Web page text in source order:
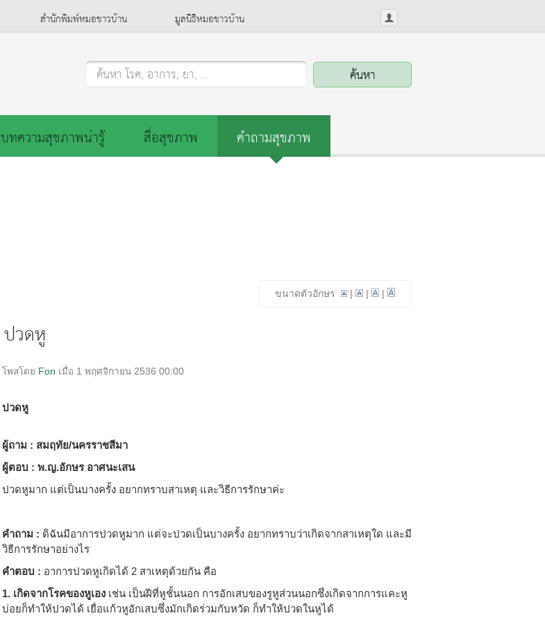
สำนักพิมพ์หมอชาวบ้าน มูลนิธิหมอชาวบ้าน
ค้นหา โรค, อาการ, ยา, ...
บทความสุขภาพน่ารู้ สื่อสุขภาพ
คำถามสุขภาพ
ขนาดตัวอักษร | | |
ปวดหู
โพสโดย Fon เมื่อ 1 พฤศจิกายน 2536 00:00
ปวดหู
ผู้ถาม : สมฤทัย/นครราชสีมา
ผู้ตอบ : พ.ญ.อักษร อาศนะเสน
ปวดหูมาก แต่เป็นบางครั้ง อยากทราบสาเหตุ และวิธีการรักษาค่ะ
คำถาม : ดิฉันมีอาการปวดหูมาก แต่จะปวดเป็นบางครั้ง อยากทราบว่าเกิดจากสาเหตุใด และมี
วิธีการรักษาอย่างไร
คำตอบ : อาการปวดหูเกิดได้ 2 สาเหตุด้วยกัน คือ
1. เกิดจากโรคของหูเอง เช่น เป็นฝีที่หูชั้นนอก การอักเสบของรูหูส่วนนอกซึ่งเกิดจากการแคะหู
บ่อยก็ทำให้ปวดได้ เยื่อแก้วหูอักเสบซึ่งมักเกิดร่วมกับหวัด ก็ทำให้ปวดในหูได้